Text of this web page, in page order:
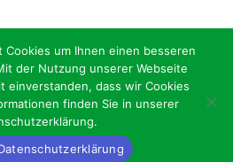
Datenschutz
um Ihnen einen besseren
der Nutzung unserer Webseite
einverstanden, dass wir Cookies
finden Sie in unserer